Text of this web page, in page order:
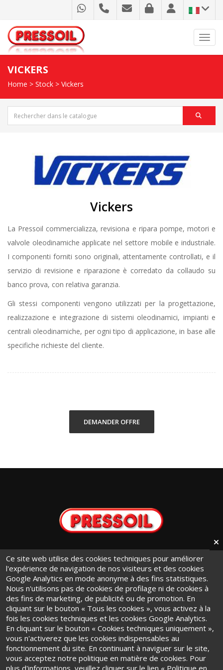
VICKERS
Home > Stock > Vickers
Vickers
La Pressoil commercializza, revisiona e ripara pompe, motori e
valvole oleodinamiche applicate nel settore mobile e industriale.
I componenti forniti sono originali, attentamente controllati, e il
servizio di revisione e riparazione è corredato da collaudo su
banco prova, con relativa garanzia.
Gli stessi componenti vengono utilizzati per la progettazione,
realizzazione e integrazione di sistemi oleodinamici, impianti e
centrali oleodinamiche, per ogni tipo di applicazione, in base alle
specifiche richieste del cliente.
DEMANDER OFFRE
info@pressoil.it
+ 39 011 9441131
Via Cavaglià, 7 - 10020
Cambiano (TO) · Italy
Conditions Générales d'Utilisation·Privacy Policy·Cookie Policy
Ce site web utilise des cookies techniques pour améliorer
l'expérience de navigation de nos visiteurs et des cookies
Google Analytics en mode anonyme à des fins statistiques.
Nous n'utilisons pas de cookies de profilage ni de cookies à
des fins de marketing, de publicité ou de promotion. En
cliquant sur le bouton « Tous les cookies », vous activez à la
fois les cookies techniques et les cookies Google Analytics.
En cliquant sur le bouton « Cookies techniques uniquement »,
vous n'activerez que les cookies indispensables au
fonctionnement du site. En continuant à naviguer sur le site,
vous acceptez notre politique en matière de cookies. Pour
plus d'informations, veuillez cliquer sur le lien « Politique en